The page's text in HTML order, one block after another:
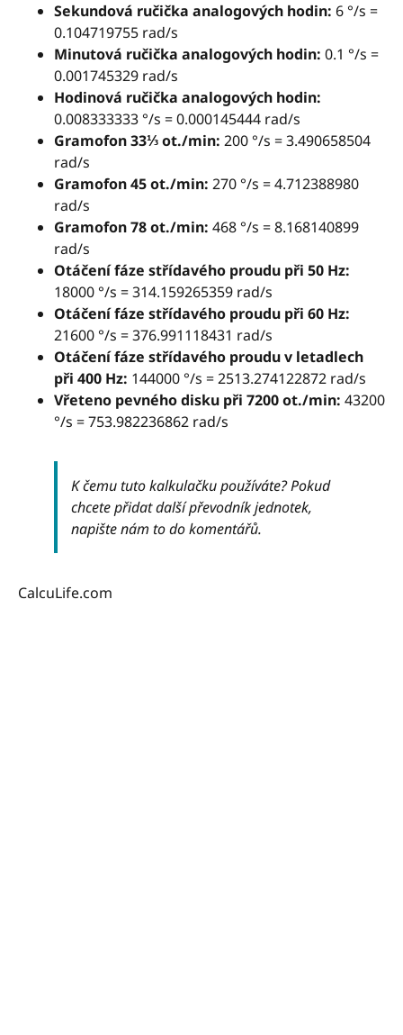
Sekundová ručička analogových hodin: 6 °/s =
0.104719755 rad/s
Minutová ručička analogových hodin: 0.1 °/s =
0.001745329 rad/s
Hodinová ručička analogových hodin:
0.008333333 °/s = 0.000145444 rad/s
Gramofon 33⅓ ot./min: 200 °/s = 3.490658504
rad/s
Gramofon 45 ot./min: 270 °/s = 4.712388980
rad/s
Gramofon 78 ot./min: 468 °/s = 8.168140899
rad/s
Otáčení fáze střídavého proudu při 50 Hz:
18000 °/s = 314.159265359 rad/s
Otáčení fáze střídavého proudu při 60 Hz:
21600 °/s = 376.991118431 rad/s
Otáčení fáze střídavého proudu v letadlech
při 400 Hz: 144000 °/s = 2513.274122872 rad/s
Vřeteno pevného disku při 7200 ot./min: 43200
°/s = 753.982236862 rad/s
K čemu tuto kalkulačku používáte? Pokud
chcete přidat další převodník jednotek,
napište nám to do komentářů.
CalcuLife.com